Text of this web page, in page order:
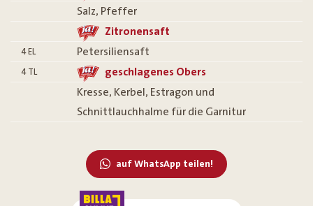
Salz, Pfeffer
Zitronensaft
4 EL Petersiliensaft
4 TL
geschlagenes Obers
Kresse, Kerbel, Estragon und
Schnittlauchhalme für die Garnitur
auf WhatsApp teilen!